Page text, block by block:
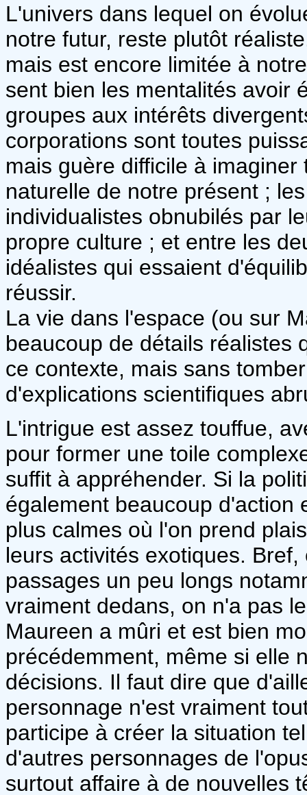
L'univers dans lequel on
notre futur, reste plutôt
mais est encore limitée à
sent bien les mentalités avoir
groupes aux intérêts
corporations sont toutes
mais guère difficile à
naturelle de notre présent ;
individualistes obnubilés par
propre culture ; et entre les
idéalistes qui essaient
réussir.
La vie dans l'espace (ou sur
beaucoup de détails réalistes
ce contexte, mais sans
d'explications scientifiques
L'intrigue est assez touffue,
pour former une toile
suffit à appréhender. Si la
également beaucoup d'action
plus calmes où l'on prend
leurs activités exotiques.
passages un peu longs
vraiment dedans, on n'a pas
Maureen a mûri et est bien
précédemment, même si elle
décisions. Il faut dire que
personnage n'est vraiment
participe à créer la situation
d'autres personnages de
surtout affaire à de nouvelles